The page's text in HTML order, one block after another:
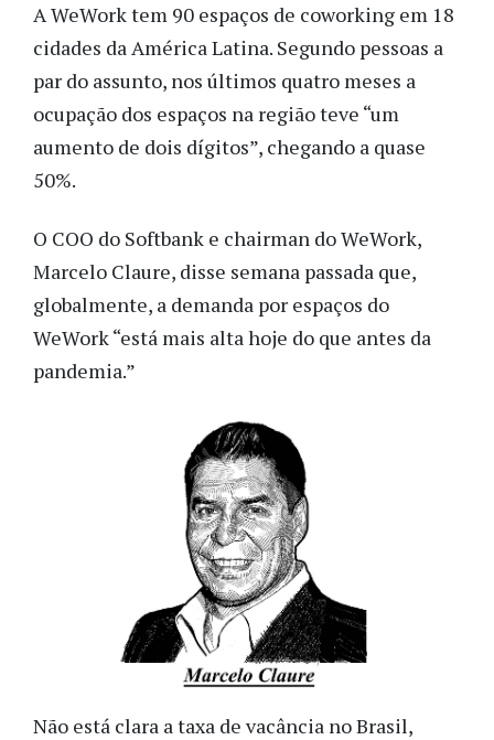
A WeWork tem 90 espaços de coworking em 18
cidades da América Latina. Segundo pessoas a
par do assunto, nos últimos quatro meses a
ocupação dos espaços na região teve “um
aumento de dois dígitos”, chegando a quase
50%.
O COO do Softbank e chairman do WeWork,
Marcelo Claure, disse semana passada que,
globalmente, a demanda por espaços do
WeWork “está mais alta hoje do que antes da
pandemia.”
Não está clara a taxa de vacância no Brasil,